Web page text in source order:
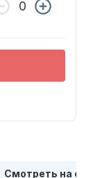
Смотреть на